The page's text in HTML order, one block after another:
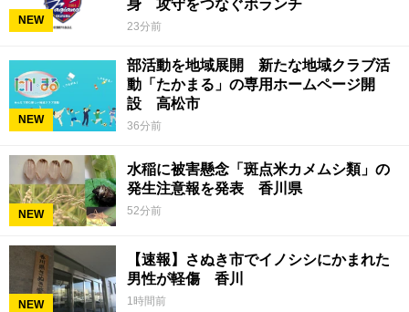
NEW
身 攻守をつなぐボランチ
23分前
NEW
部活動を地域展開 新たな地域クラブ活
動「たかまる」の専用ホームページ開
設 高松市
36分前
NEW
水稲に被害懸念「斑点米カメムシ類」の
発生注意報を発表 香川県
52分前
NEW
【速報】さぬき市でイノシシにかまれた
男性が軽傷 香川
1時間前